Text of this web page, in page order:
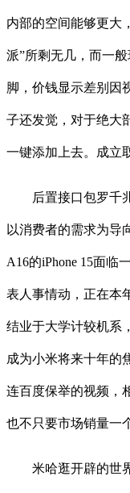
内部的空间能够更大
派”所剩无几，而一
脚，价钱显示差别因
子还发觉，对于绝大
一键添加上去。成立
后置接口包罗千兆
以消费者的需求为导
A16的iPhone 15面临
表人事情动，正在本
结业于大学计较机系
成为小米将来十年的
连百度保举的视频，
也不只要市场销量一
米哈逛开辟的世界